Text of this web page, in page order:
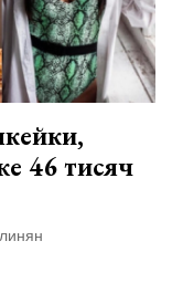
46 тисяч